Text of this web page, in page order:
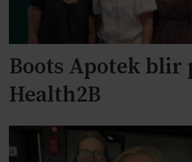
Boots Apotek blir
Health2B